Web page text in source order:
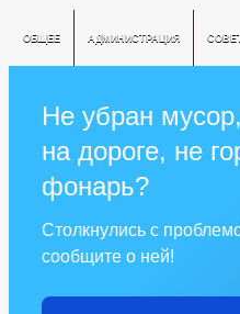
ОБЩЕЕ АДМИНИСТРАЦИЯ
Не убран
на дороге, не
фонарь?
Столкнулись с
сообщите о ней!